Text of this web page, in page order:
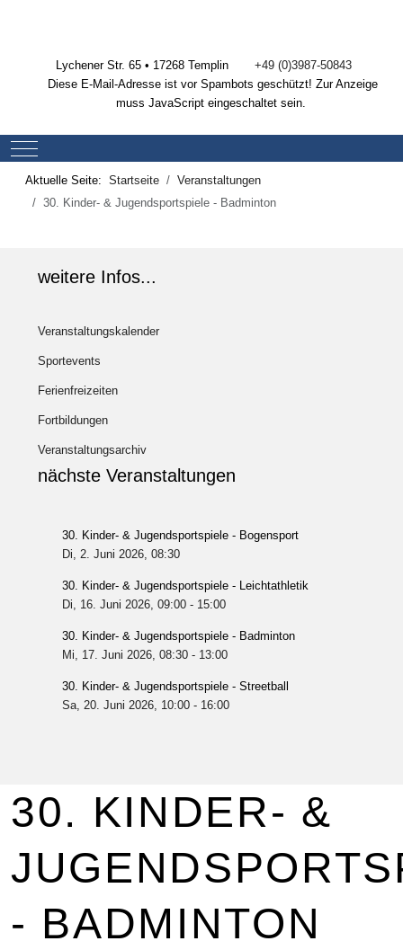
Lychener Str. 65 • 17268 Templin
+49 (0)3987-50843
Diese E-Mail-Adresse ist vor Spambots geschützt! Zur Anzeige
muss JavaScript eingeschaltet sein.
Mobile Menu Toggle
Aktuelle Seite: Startseite
Veranstaltungen
30. Kinder- & Jugendsportspiele - Badminton
weitere Infos...
Veranstaltungskalender
Sportevents
Ferienfreizeiten
Fortbildungen
Veranstaltungsarchiv
nächste Veranstaltungen
30. Kinder- & Jugendsportspiele - Bogensport
Di, 2. Juni 2026, 08:30
30. Kinder- & Jugendsportspiele - Leichtathletik
Di, 16. Juni 2026, 09:00- 15:00
30. Kinder- & Jugendsportspiele - Badminton
Mi, 17. Juni 2026, 08:30- 13:00
30. Kinder- & Jugendsportspiele - Streetball
Sa, 20. Juni 2026, 10:00- 16:00
30. KINDER- &
- BADMINTON